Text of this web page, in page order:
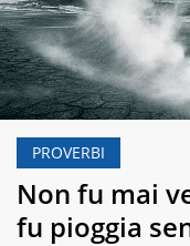
PROVERBI
Non fu mai
fu pioggia